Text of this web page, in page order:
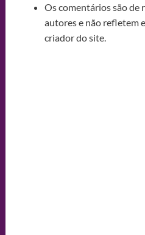
Os comentários são de
autores e não refletem
criador do site.